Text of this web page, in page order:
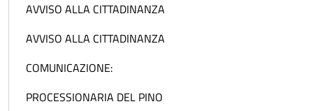
AVVISO ALLA CITTADINANZA
AVVISO ALLA CITTADINANZA
COMUNICAZIONE:
PROCESSIONARIA DEL PINO